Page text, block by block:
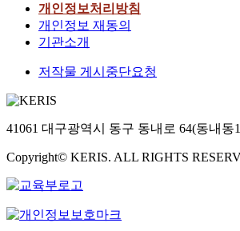
개인정보처리방침
개인정보 재동의
기관소개
저작물 게시중단요청
41061 대구광역시 동구 동내로 64(동내동
Copyright© KERIS. ALL RIGHTS